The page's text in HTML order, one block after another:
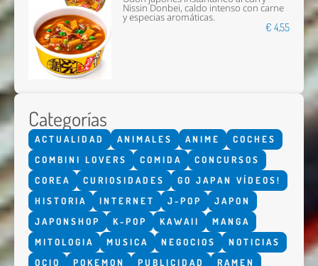
Nissin Donbei, caldo intenso con carne
y especias aromáticas.
€ 4,55
Categorías
ACTUALIDAD ANIMALES ANIME
COCHES
COMBINI LOVERS
COMIDA
CONCURSOS
COREA
CURIOSIDADES
GO JAPAN VÍDEOS!
HISTORIA
INTERNET J-POP
JAPON
JAPONSHOP
K-POP KAWAII
MANGA
MITOLOGIA
MUSICA NEGOCIOS
NOTICIAS
OCIO
POKEMON PUBLICIDAD RAMEN